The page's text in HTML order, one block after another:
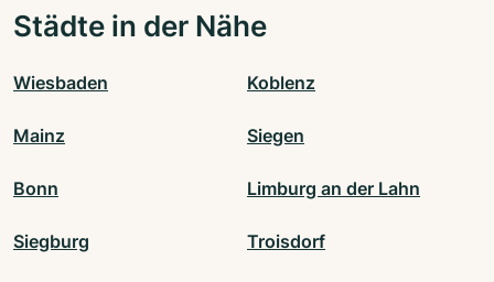
Städte in der Nähe
Wiesbaden Koblenz
Mainz Siegen
Bonn Limburg an der Lahn
Siegburg Troisdorf